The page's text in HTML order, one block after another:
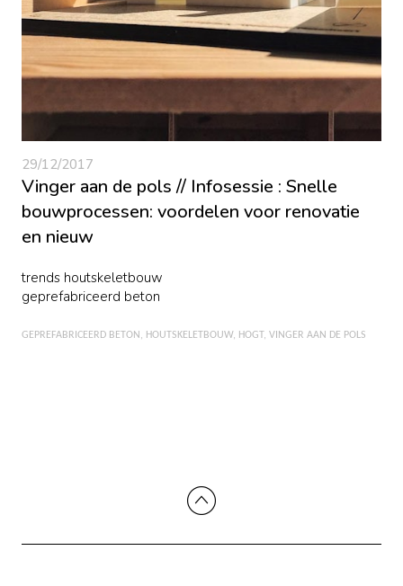
29/12/2017
Vinger aan de pols // Infosessie : Snelle
bouwprocessen: voordelen voor renovatie
en nieuw
trends houtskeletbouw
geprefabriceerd beton
GEPREFABRICEERD BETON HOUTSKELETBOUW HOGT VINGER AAN DE POLS